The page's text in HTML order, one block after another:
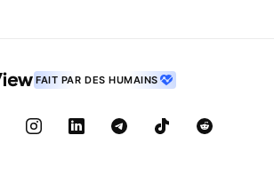
FAIT PAR DES HUMAINS